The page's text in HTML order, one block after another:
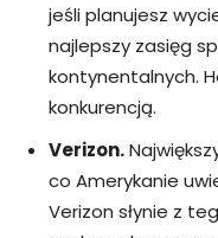
jeśli planujesz
najlepszy zasięg
kontynentalnych.
konkurencją.
Verizon.
co Amerykanie
Verizon słynie z